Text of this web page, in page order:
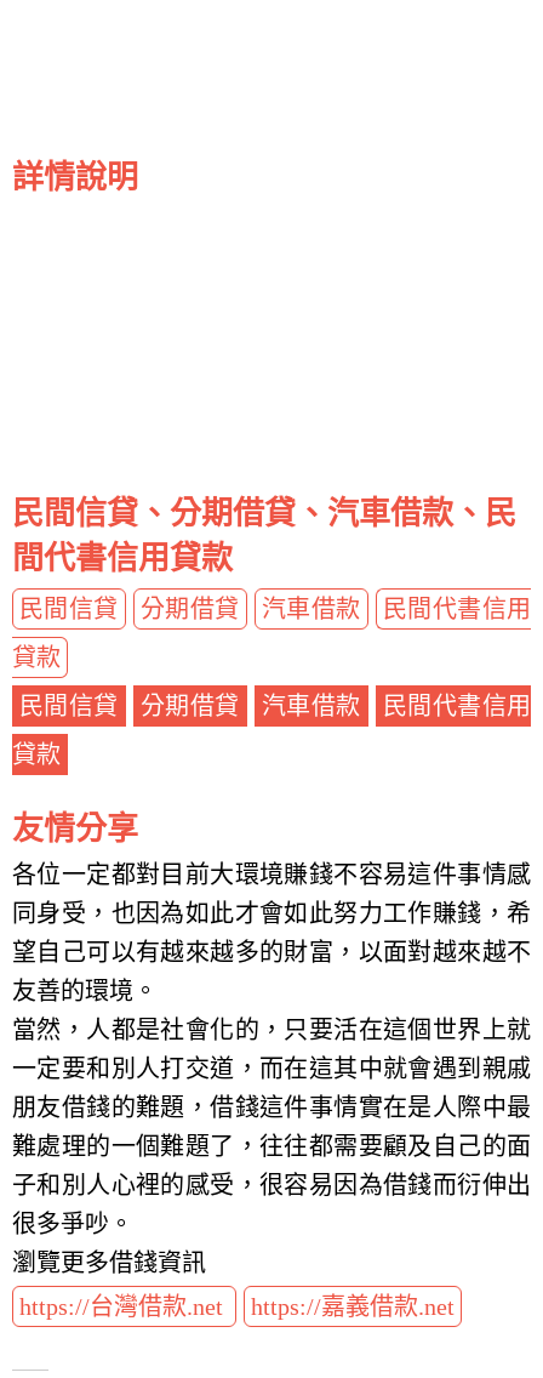
詳情說明
民間信貸、分期借貸、汽車借款、民
間代書信用貸款
民間信貸 分期借貸 汽車借款
民間代書信用
貸款
民間信貸
分期借貸 汽車借款
民間代書信用
貸款
友情分享
各位一定都對目前大環境賺錢不容易這件事情感
同身受，也因為如此才會如此努力工作賺錢，希
望自己可以有越來越多的財富，以面對越來越不
友善的環境。
當然，人都是社會化的，只要活在這個世界上就
一定要和別人打交道，而在這其中就會遇到親戚
朋友借錢的難題，借錢這件事情實在是人際中最
難處理的一個難題了，往往都需要顧及自己的面
子和別人心裡的感受，很容易因為借錢而衍伸出
很多爭吵。
瀏覽更多借錢資訊
https://台灣借款.net
https://嘉義借款.net